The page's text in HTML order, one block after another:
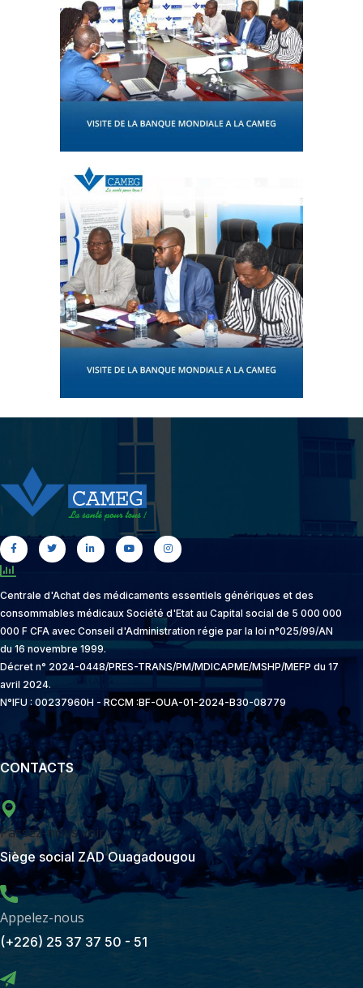
Centrale d'Achat des médicaments essentiels génériques et des
consommables médicaux Société d'Etat au Capital social de 5 000 000
000 F CFA avec Conseil d'Administration régie par la loi n°025/99/AN
du 16 novembre 1999.
Décret n° 2024-0448/PRES-TRANS/PM/MDICAPME/MSHP/MEFP du 17
avril 2024.
N°IFU : 00237960H - RCCM :BF-OUA-01-2024-B30-08779
CONTACTS
Passez-nous voir
Siège social ZAD Ouagadougou
Appelez-nous
(+226) 25 37 37 50 - 51